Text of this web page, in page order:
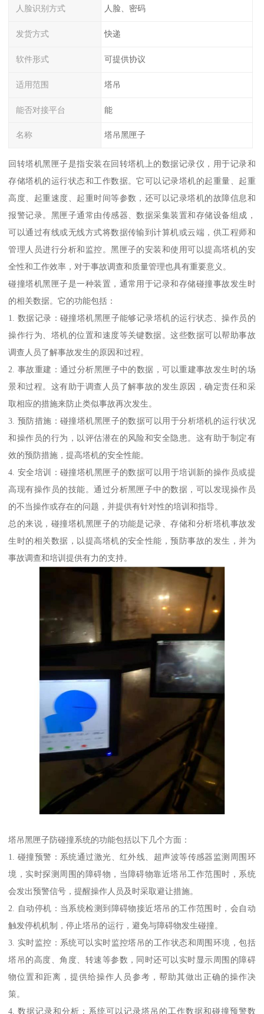
人脸识别方式 人脸、密码
发货方式 快递
软件形式 可提供协议
适用范围 塔吊
能否对接平台 能
名称 塔吊黑匣子
回转塔机黑匣子是指安装在回转塔机上的数据记录仪，用于记录和
存储塔机的运行状态和工作数据。它可以记录塔机的起重量、起重
高度、起重速度、起重时间等参数，还可以记录塔机的故障信息和
报警记录。黑匣子通常由传感器、数据采集装置和存储设备组成，
可以通过有线或无线方式将数据传输到计算机或云端，供工程师和
管理人员进行分析和监控。黑匣子的安装和使用可以提高塔机的安
全性和工作效率，对于事故调查和质量管理也具有重要意义。
碰撞塔机黑匣子是一种装置，通常用于记录和存储碰撞事故发生时
的相关数据。它的功能包括：
1. 数据记录：碰撞塔机黑匣子能够记录塔机的运行状态、操作员的
操作行为、塔机的位置和速度等关键数据。这些数据可以帮助事故
调查人员了解事故发生的原因和过程。
2. 事故重建：通过分析黑匣子中的数据，可以重建事故发生时的场
景和过程。这有助于调查人员了解事故的发生原因，确定责任和采
取相应的措施来防止类似事故再次发生。
3. 预防措施：碰撞塔机黑匣子的数据可以用于分析塔机的运行状况
和操作员的行为，以评估潜在的风险和安全隐患。这有助于制定有
效的预防措施，提高塔机的安全性能。
4. 安全培训：碰撞塔机黑匣子的数据可以用于培训新的操作员或提
高现有操作员的技能。通过分析黑匣子中的数据，可以发现操作员
的不当操作或存在的问题，并提供有针对性的培训和指导。
总的来说，碰撞塔机黑匣子的功能是记录、存储和分析塔机事故发
生时的相关数据，以提高塔机的安全性能，预防事故的发生，并为
事故调查和培训提供有力的支持。
塔吊黑匣子防碰撞系统的功能包括以下几个方面：
1. 碰撞预警：系统通过激光、红外线、超声波等传感器监测周围环
境，实时探测周围的障碍物，当障碍物靠近塔吊工作范围时，系统
会发出预警信号，提醒操作人员及时采取避让措施。
2. 自动停机：当系统检测到障碍物接近塔吊的工作范围时，会自动
触发停机机制，停止塔吊的运行，避免与障碍物发生碰撞。
3. 实时监控：系统可以实时监控塔吊的工作状态和周围环境，包括
塔吊的高度、角度、转速等参数，同时还可以实时显示周围的障碍
物位置和距离，提供给操作人员参考，帮助其做出正确的操作决
策。
4. 数据记录和分析：系统可以记录塔吊的工作数据和碰撞预警数